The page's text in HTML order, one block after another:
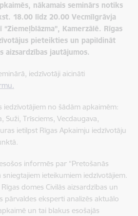
nākamais seminārs notiks
18.00 līdz 20.00 Vecmīlgrāvja
Kamerzālē. Rīgas
pieteikties un papildināt
aizsardzības jautājumos.
iedzīvotāji aicināti
iedzīvotājiem no šādām apkaimēm:
Suži, Trīsciems, Vecdaugava,
ietilpst Rīgas Apkaimju iedzīvotāju
informēs par “Pretošanās
ieteikumiem iedzīvotājiem.
domes Civilās aizsardzības un
pārvaldes eksperti analizēs aktuālo
un tai blakus esošajās